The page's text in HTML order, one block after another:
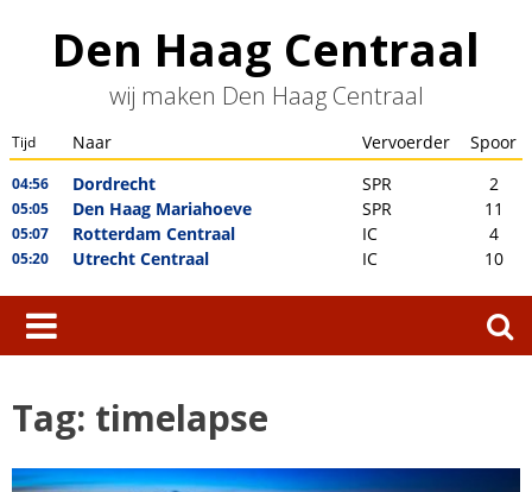
contentDen Haag Centraal
wij maken Den Haag Centraal
Zoeken
naar:
Tag: timelapse